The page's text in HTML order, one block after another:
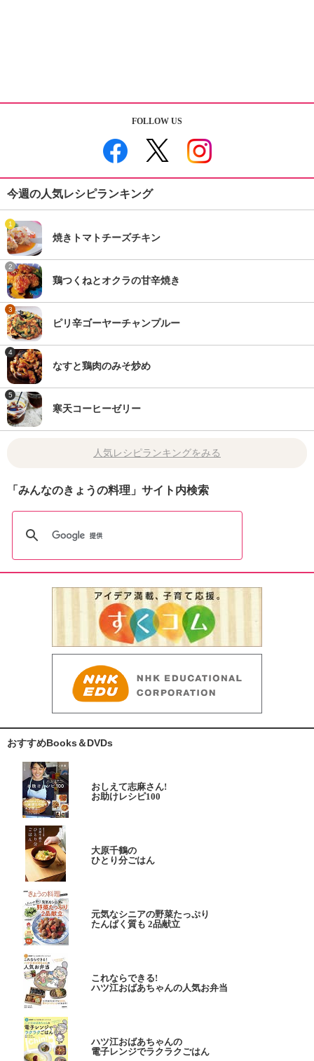
FOLLOW US
今週の人気レシピランキング
1
焼きトマトチーズチキン
2
鶏つくねとオクラの甘辛焼き
3
ピリ辛ゴーヤーチャンプルー
4
なすと鶏肉のみそ炒め
5
寒天コーヒーゼリー
人気レシピランキングをみる
「みんなのきょうの料理」サイト内検索
おすすめBooks＆DVDs
おしえて志麻さん!
お助けレシピ100
大原千鶴の
ひとり分ごはん
元気なシニアの野菜たっぷり
たんぱく質も 2品献立
これならできる!
ハツ江おばあちゃんの人気お弁当
ハツ江おばあちゃんの
電子レンジでラクラクごはん